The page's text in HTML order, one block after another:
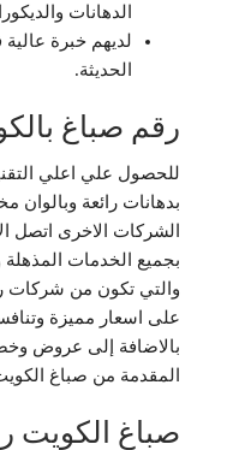
الدهانات
لديهم خبرة
الحديثة.
رقم صباغ
للحصول علي اعلي
بدهانات رائعة وبالوان
الشركات الاخرى اتصل
بجميع الخدمات المذهلة
والتي تكون من شركات
على اسعار مميزة
بالاضافة إلى عروض
المقدمة من صباغ
صباغ الكويت